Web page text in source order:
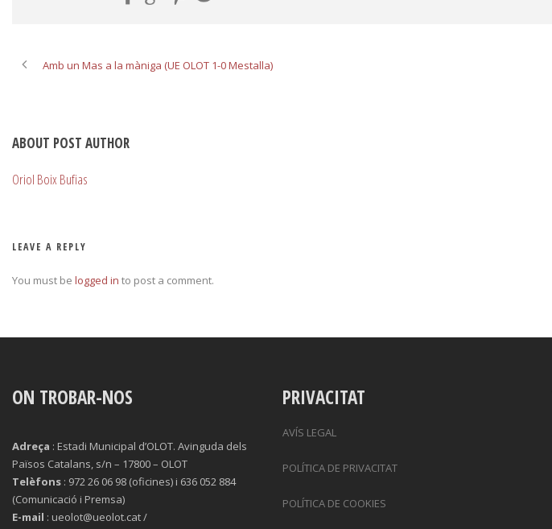
Amb un Mas a la màniga (UE OLOT 1-0 Mestalla)
ABOUT POST AUTHOR
Oriol Boix Bufias
LEAVE A REPLY
You must be logged in to post a comment.
ON TROBAR-NOS
Adreça : Estadi Municipal d’OLOT. Avinguda dels
Països Catalans, s/n – 17800 – OLOT
Telèfons : 972 26 06 98 (oficines) i 636 052 884
(Comunicació i Premsa)
E-mail : ueolot@ueolot.cat /
PRIVACITAT
AVÍS LEGAL
POLÍTICA DE PRIVACITAT
POLÍTICA DE COOKIES